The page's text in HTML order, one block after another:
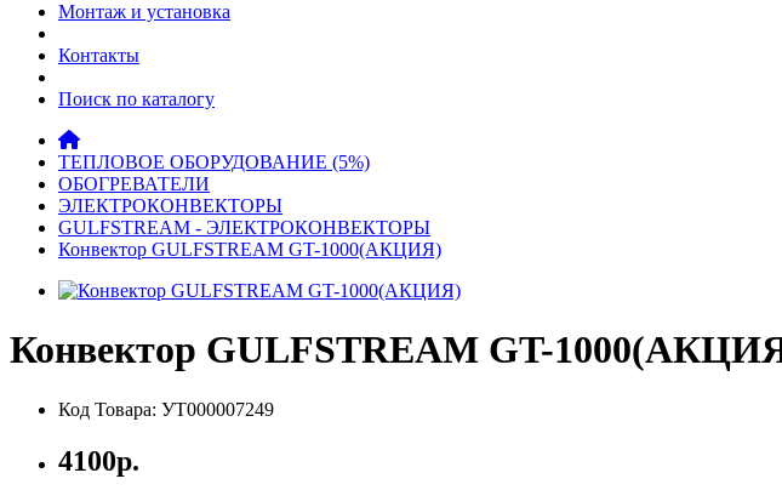
Монтаж и установка
Контакты
Поиск по каталогу
ТЕПЛОВОЕ ОБОРУДОВАНИЕ (5%)
ОБОГРЕВАТЕЛИ
ЭЛЕКТРОКОНВЕКТОРЫ
GULFSTREAM - ЭЛЕКТРОКОНВЕКТОРЫ
Конвектор GULFSTREAM GT-1000(АКЦИЯ)
Конвектор GULFSTREAM GT-
Код Товара: УТ000007249
4100р.